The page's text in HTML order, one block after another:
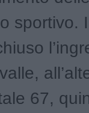
sportivo.
67,